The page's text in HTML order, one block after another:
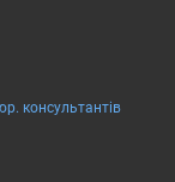
консультантів